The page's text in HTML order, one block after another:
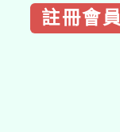
註冊會員